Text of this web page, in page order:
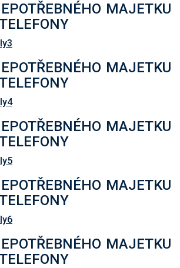
MAJETKU
MAJETKU
MAJETKU
MAJETKU
MAJETKU